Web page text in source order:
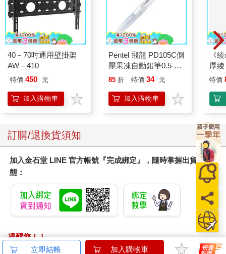
40－70吋通用壁掛架
AW－410
特價 450 元
加入購物車
Pentel 飛龍 PD105C側
壓果凍自動鉛筆0.5-白
桿
85 折 特價 34 元
加入購物車
《
厚綾
特價
訂購/退換貨須知
加入金石堂 LINE 官方帳號『完成綁定』，隨時掌握出貨動
態：
提醒您！！
金石堂及銀行均不會請您操作ATM! 如接獲電話要求您前往
立即結帳 加入購物車